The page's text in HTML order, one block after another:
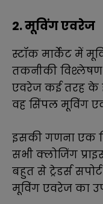
2. मूविंग एवरेज
स्टॉक मार्केट में
तकनीकी
एवरेज कई तरह के
वह सिंपल मूविंग
इसकी गणना एक
सभी क्लोजिंग
बहुत से ट्रेडर्स
मूविंग एवरेज का